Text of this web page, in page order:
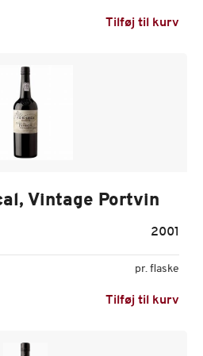
Tilføj til kurv
Vintage Portvin
2001
pr. flaske
Tilføj til kurv